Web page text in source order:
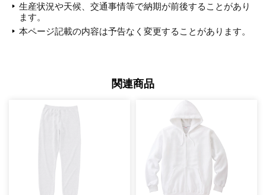
生産状況や天候、交通事情等で納期が前後することがあり
ます。
本ページ記載の内容は予告なく変更することがあります。
関連商品